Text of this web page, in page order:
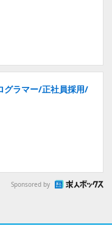
グラマー/正社員採用/
Sponsored by